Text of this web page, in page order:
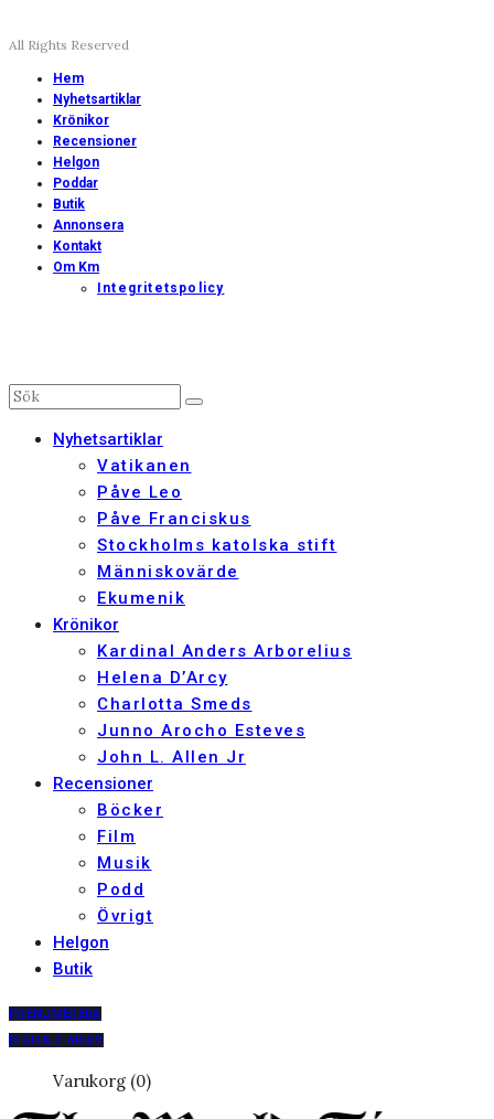
All Rights Reserved
Hem
Nyhetsartiklar
Krönikor
Recensioner
Helgon
Poddar
Butik
Annonsera
Kontakt
Om Km
Integritetspolicy
Nyhetsartiklar
Vatikanen
Påve Leo
Påve Franciskus
Stockholms katolska stift
Människovärde
Ekumenik
Krönikor
Kardinal Anders Arborelius
Helena D’Arcy
Charlotta Smeds
Junno Arocho Esteves
John L. Allen Jr
Recensioner
Böcker
Film
Musik
Podd
Övrigt
Helgon
Butik
PRENUMERERA
DIGITALT ARKIV
Varukorg (0)